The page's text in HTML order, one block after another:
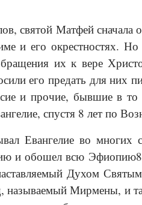
святой Матфей сначала
и его окрестностях.
их к вере
его предать для них
и прочие, бывшие в
спустя 8 лет по
Евангелие во многих
и обошел всю
Духом
Мирмены, и